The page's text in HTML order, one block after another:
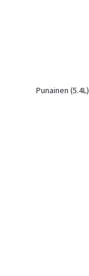
Punainen (5.4L)